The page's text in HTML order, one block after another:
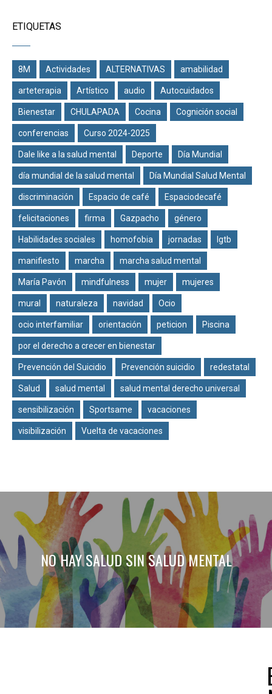
ETIQUETAS
8M Actividades ALTERNATIVAS amabilidad
arteterapia Artístico audio Autocuidados
Bienestar CHULAPADA Cocina Cognición social
conferencias Curso 2024-2025
Dale like a la salud mental Deporte Día Mundial
día mundial de la salud mental Día Mundial Salud Mental
discriminación Espacio de café Espaciodecafé
felicitaciones firma Gazpacho género
Habilidades sociales homofobia jornadas lgtb
manifiesto marcha marcha salud mental
María Pavón mindfulness mujer mujeres
mural naturaleza navidad Ocio
ocio interfamiliar orientación peticion Piscina
por el derecho a crecer en bienestar
Prevención del Suicidio Prevención suicidio redestatal
Salud salud mental salud mental derecho universal
sensibilización Sportsame vacaciones
visibilización Vuelta de vacaciones
NO HAY SALUD SIN SALUD MENTAL